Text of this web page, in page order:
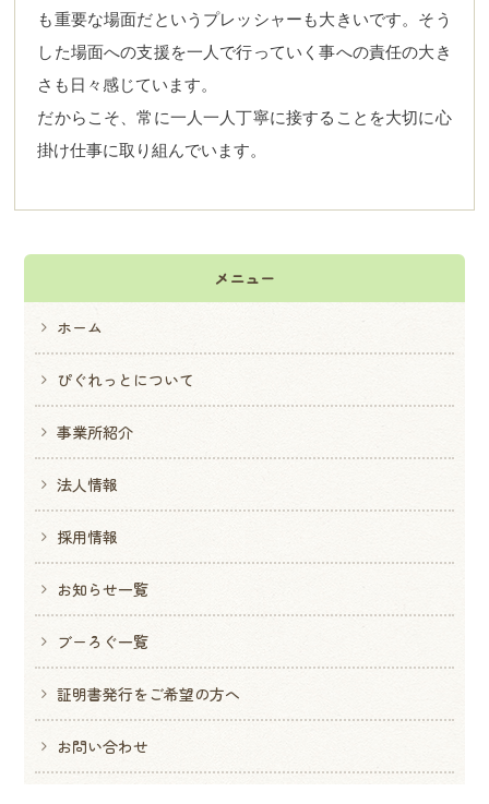
も重要な場面だというプレッシャーも大きいです。そう
した場面への支援を一人で行っていく事への責任の大き
さも日々感じています。
だからこそ、常に一人一人丁寧に接することを大切に心
掛け仕事に取り組んでいます。
メニュー
ホーム
ぴぐれっとについて
事業所紹介
法人情報
採用情報
お知らせ一覧
ブーろぐ一覧
証明書発行をご希望の方へ
お問い合わせ